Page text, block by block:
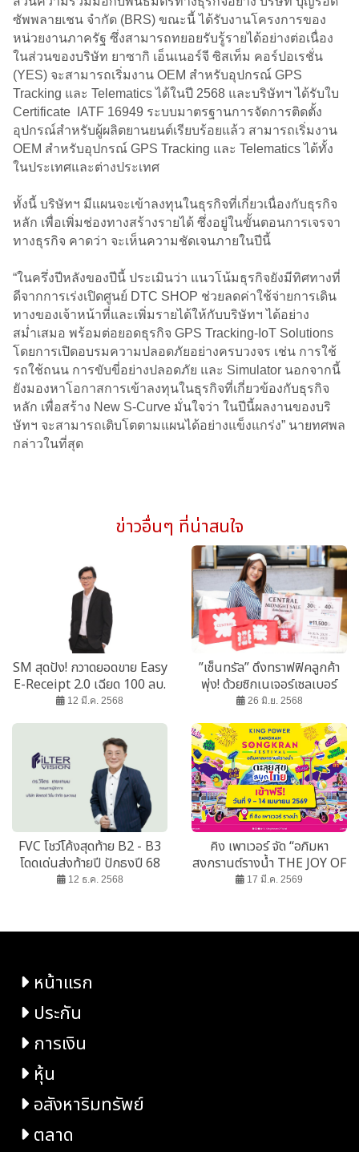
ซัพพลายเชน จำกัด (BRS) ขณะนี้ ได้รับงานโครงการของ
หน่วยงานภาครัฐ ซึ่งสามารถทยอยรับรู้รายได้อย่างต่อเนื่อง
ในส่วนของบริษัท ยาซากิ เอ็นเนอร์จี ซิสเท็ม คอร์ปอเรชั่น
(YES) จะสามารถเริ่มงาน OEM สำหรับอุปกรณ์ GPS
Tracking และ Telematics ได้ในปี 2568 และบริษัทฯ ได้รับใบ
Certificate IATF 16949 ระบบมาตรฐานการจัดการติดตั้ง
อุปกรณ์สำหรับผู้ผลิตยานยนต์เรียบร้อยแล้ว สามารถเริ่มงาน
OEM สำหรับอุปกรณ์ GPS Tracking และ Telematics ได้ทั้ง
ในประเทศและต่างประเทศ
ทั้งนี้ บริษัทฯ มีแผนจะเข้าลงทุนในธุรกิจที่เกี่ยวเนื่องกับธุรกิจ
หลัก เพื่อเพิ่มช่องทางสร้างรายได้ ซึ่งอยู่ในขั้นตอนการเจรจา
ทางธุรกิจ คาดว่า จะเห็นความชัดเจนภายในปีนี้
“ในครึ่งปีหลังของปีนี้ ประเมินว่า แนวโน้มธุรกิจยังมีทิศทางที่
ดีจากการเร่งเปิดศูนย์ DTC SHOP ช่วยลดค่าใช้จ่ายการเดิน
ทางของเจ้าหน้าที่และเพิ่มรายได้ให้กับบริษัทฯ ได้อย่าง
สม่ำเสมอ พร้อมต่อยอดธุรกิจ GPS Tracking-IoT Solutions
โดยการเปิดอบรมความปลอดภัยอย่างครบวงจร เช่น การใช้
รถใช้ถนน การขับขี่อย่างปลอดภัย และ Simulator นอกจากนี้
ยังมองหาโอกาสการเข้าลงทุนในธุรกิจที่เกี่ยวข้องกับธุรกิจ
หลัก เพื่อสร้าง New S-Curve มั่นใจว่า ในปีนี้ผลงานของบริ
ษัทฯ จะสามารถเติบโตตามแผนได้อย่างแข็งแกร่ง” นายทศพล
กล่าวในที่สุด
ข่าวอื่นๆ ที่น่าสนใจ
SM สุดปัง! กวาดยอดขาย Easy
E-Receipt 2.0 เฉียด 100 ลบ.
12 มี.ค. 2568
”เซ็นทรัล” ดึงทราฟฟิคลูกค้า
พุ่ง! ด้วยซิกเนเจอร์เซลเบอร์
หนึ่ง กับ “Central Midnight
Sale” ครั้งใหม่
26 มิ.ย. 2568
FVC โชว์โค้งสุดท้าย B2 - B3
โดดเด่นส่งท้ายปี ปักธงปี 68
รายได้แตะ 1200 ลบ.
12 ธ.ค. 2568
คิง เพาเวอร์ จัด “อภิมหา
สงกรานต์รางน้ำ THE JOY OF
THAI ตะลุยสุข สนุกไทย”
17 มี.ค. 2569
หน้าแรก
ประกัน
การเงิน
หุ้น
อสังหาริมทรัพย์
ตลาด